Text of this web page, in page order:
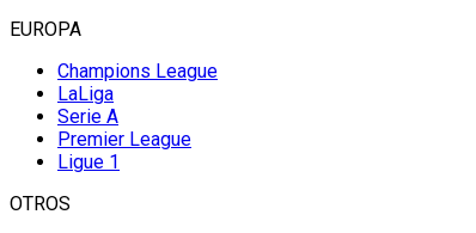
EUROPA
Champions League
LaLiga
Serie A
Premier League
Ligue 1
OTROS